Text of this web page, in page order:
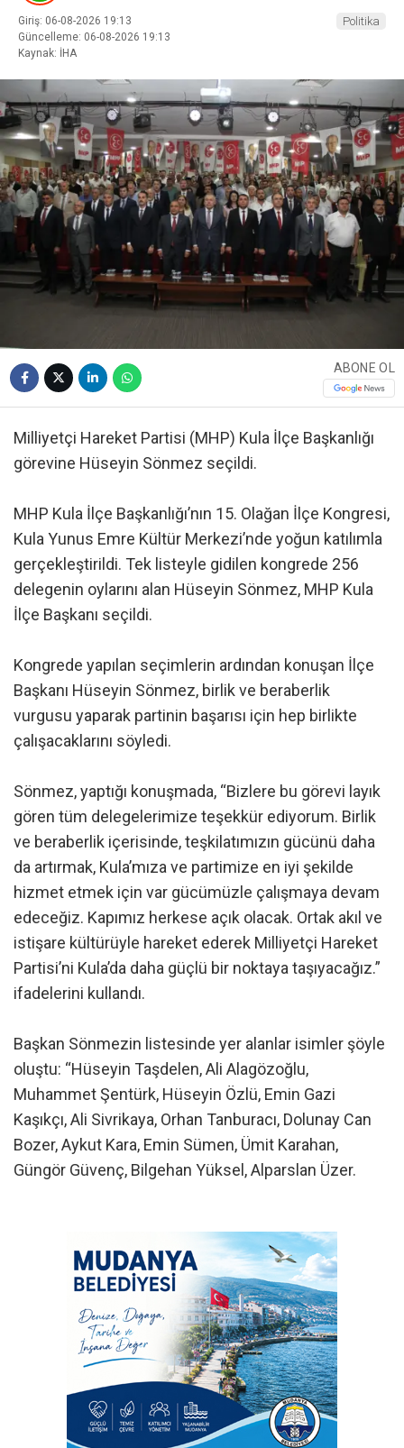
Giriş: 06-08-2026 19:13
Güncelleme: 06-08-2026 19:13
Kaynak: İHA
Politika
ABONE OL
Milliyetçi Hareket Partisi (MHP) Kula İlçe Başkanlığı
görevine Hüseyin Sönmez seçildi.
MHP Kula İlçe Başkanlığı’nın 15. Olağan İlçe Kongresi,
Kula Yunus Emre Kültür Merkezi’nde yoğun katılımla
gerçekleştirildi. Tek listeyle gidilen kongrede 256
delegenin oylarını alan Hüseyin Sönmez, MHP Kula
İlçe Başkanı seçildi.
Kongrede yapılan seçimlerin ardından konuşan İlçe
Başkanı Hüseyin Sönmez, birlik ve beraberlik
vurgusu yaparak partinin başarısı için hep birlikte
çalışacaklarını söyledi.
Sönmez, yaptığı konuşmada, “Bizlere bu görevi layık
gören tüm delegelerimize teşekkür ediyorum. Birlik
ve beraberlik içerisinde, teşkilatımızın gücünü daha
da artırmak, Kula’mıza ve partimize en iyi şekilde
hizmet etmek için var gücümüzle çalışmaya devam
edeceğiz. Kapımız herkese açık olacak. Ortak akıl ve
istişare kültürüyle hareket ederek Milliyetçi Hareket
Partisi’ni Kula’da daha güçlü bir noktaya taşıyacağız.”
ifadelerini kullandı.
Başkan Sönmezin listesinde yer alanlar isimler şöyle
oluştu: “Hüseyin Taşdelen, Ali Alagözoğlu,
Muhammet Şentürk, Hüseyin Özlü, Emin Gazi
Kaşıkçı, Ali Sivrikaya, Orhan Tanburacı, Dolunay Can
Bozer, Aykut Kara, Emin Sümen, Ümit Karahan,
Güngör Güvenç, Bilgehan Yüksel, Alparslan Üzer.